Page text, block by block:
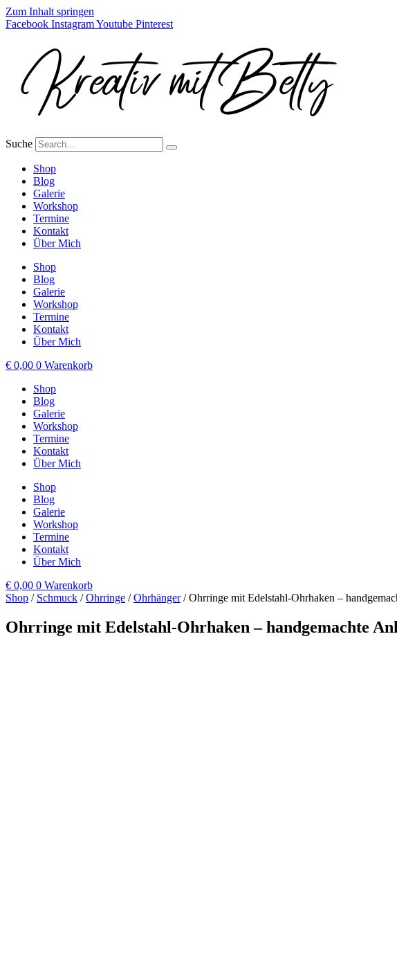
Zum Inhalt springen
Facebook InstagramYoutube Pinterest
Suche
Shop
Blog
Galerie
Workshop
Termine
Kontakt
Über Mich
Shop
Blog
Galerie
Workshop
Termine
Kontakt
Über Mich
€ 0,00 0 Warenkorb
Shop
Blog
Galerie
Workshop
Termine
Kontakt
Über Mich
Shop
Blog
Galerie
Workshop
Termine
Kontakt
Über Mich
€ 0,00 0 Warenkorb
Shop / Schmuck /Ohrringe /Ohrhänger/ Ohrringe mit Edelstahl-Ohrhaken –
Ohrringe mit Edelstahl-Ohrhaken – handgemachte